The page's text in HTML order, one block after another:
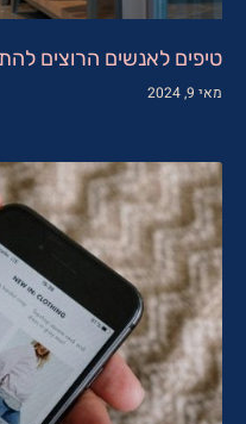
טיפים לאנשים הרוצים
מאי 9, 2024